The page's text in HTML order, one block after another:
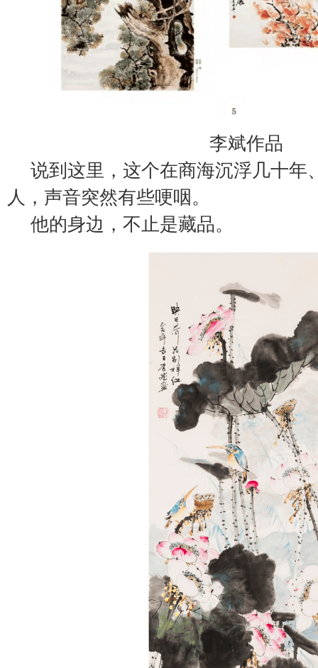
李斌作品
说到这里，这个在商海沉浮几十年
人，声音突然有些哽咽。
他的身边，不止是藏品。